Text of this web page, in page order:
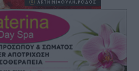
εισιτήρια διαρκείας
η Νίκη Καρτσαμάρη